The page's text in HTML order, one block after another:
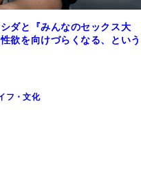
ダと『みんなのセックス大
欲を向けづらくなる、という
フ・文化